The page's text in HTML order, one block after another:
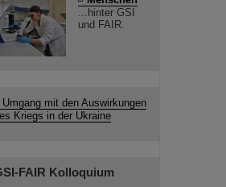
...hinter GSI
und FAIR.
Umgang mit den Auswirkungen
Kriegs in der Ukraine
FAIR Kolloquium